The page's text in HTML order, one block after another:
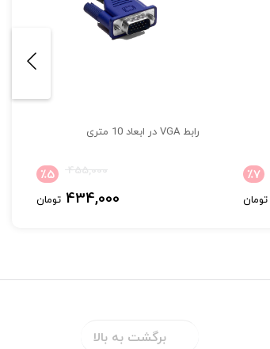
٪7
تومان
رابط VGA در ابعاد 10 متری
٪5 455,000
434,000 تومان
برگشت به بالا